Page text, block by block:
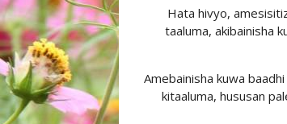
Hata hivyo,
taaluma, akibainisha
Amebainisha kuwa
kitaaluma, hususan